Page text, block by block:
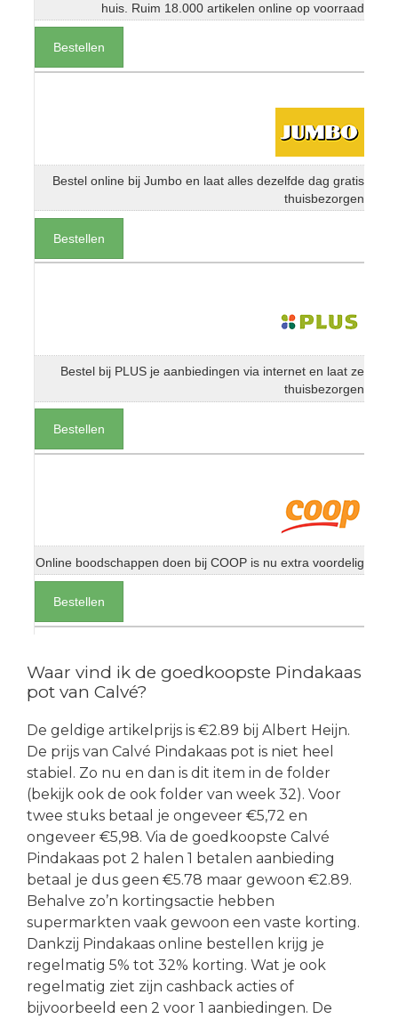
huis. Ruim 18.000 artikelen online op voorraad
Bestellen
Bestel online bij Jumbo en laat alles dezelfde dag gratis
thuisbezorgen
Bestellen
Bestel bij PLUS je aanbiedingen via internet en laat ze
thuisbezorgen
Bestellen
Online boodschappen doen bij COOP is nu extra voordelig
Bestellen
Waar vind ik de goedkoopste Pindakaas
pot van Calvé?
De geldige artikelprijs is €2.89 bij Albert Heijn.
De prijs van Calvé Pindakaas pot is niet heel
stabiel. Zo nu en dan is dit item in de folder
(bekijk ook de ook folder van week 32). Voor
twee stuks betaal je ongeveer €5,72 en
ongeveer €5,98. Via de goedkoopste Calvé
Pindakaas pot 2 halen 1 betalen aanbieding
betaal je dus geen €5.78 maar gewoon €2.89.
Behalve zo’n kortingsactie hebben
supermarkten vaak gewoon een vaste korting.
Dankzij Pindakaas online bestellen krijg je
regelmatig 5% tot 32% korting. Wat je ook
regelmatig ziet zijn cashback acties of
bijvoorbeeld een 2 voor 1 aanbiedingen. De